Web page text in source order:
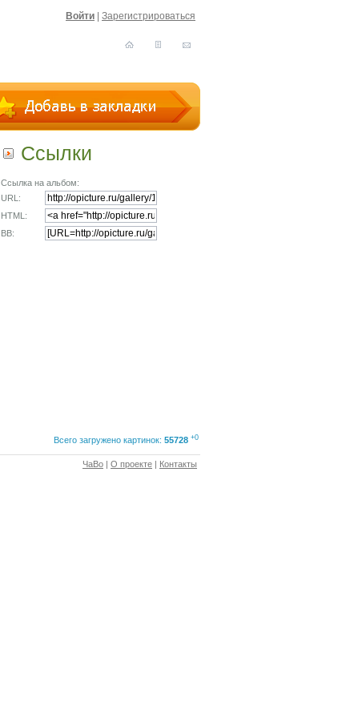
Войти Зарегистрироваться
Ссылки
Ссылка на альбом:
URL:
HTML:
BB:
Всего загружено картинок: 55728 +0
ЧаВо | О проекте | Контакты